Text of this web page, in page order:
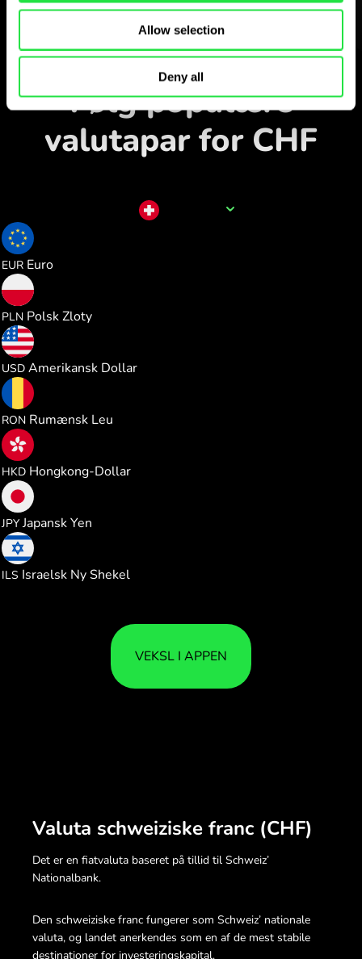
Allow selection
Deny all
Veksl i appen
Følg populære
valutapar for CHF
EUR Euro
PLN Polsk Zloty
USD Amerikansk Dollar
RON Rumænsk Leu
HKD Hongkong-Dollar
JPY Japansk Yen
ILS Israelsk Ny Shekel
VEKSL I APPEN
Valuta schweiziske franc (CHF)
Det er en fiatvaluta baseret på tillid til Schweiz’
Nationalbank.
Den schweiziske franc fungerer som Schweiz’ nationale
valuta, og landet anerkendes som en af de mest stabile
destinationer for investeringskapital.